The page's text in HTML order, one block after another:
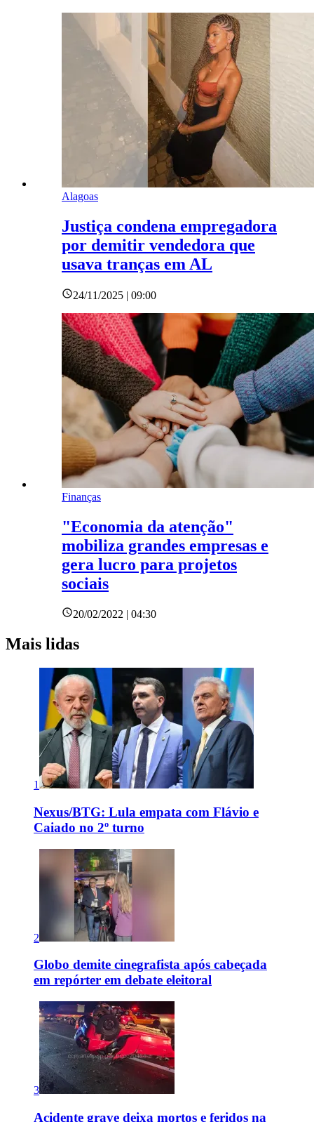
Alagoas
Justiça condena empregadora
por demitir vendedora que
usava tranças em AL
24/11/2025 | 09:00
Finanças
"Economia da atenção"
mobiliza grandes empresas e
gera lucro para projetos
sociais
20/02/2022 | 04:30
Mais lidas
1
Nexus/BTG: Lula empata com Flávio e
Caiado no 2º turno
2
Globo demite cinegrafista após cabeçada
em repórter em debate eleitoral
3
Acidente grave deixa mortos e feridos na